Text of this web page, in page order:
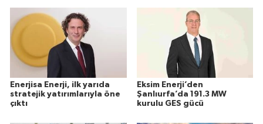
Enerjisa Enerji, ilk yarıda
stratejik yatırımlarıyla öne
çıktı
Eksim Enerji’den
Şanlıurfa’da 191.3 MW
kurulu GES gücü